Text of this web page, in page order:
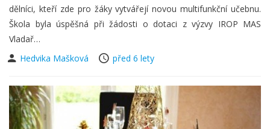
dělníci, kteří zde pro žáky vytvářejí novou multifunkční učebnu.
Škola byla úspěšná při žádosti o dotaci z výzvy IROP MAS
Vladař…
Hedvika Mašková
před 6 lety